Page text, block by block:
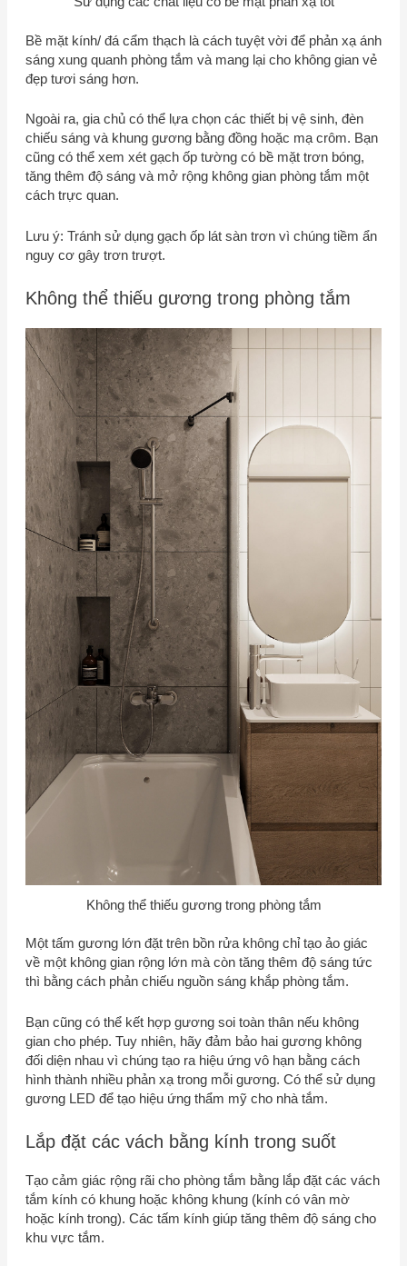
Bề mặt kính/ đá cẩm thạch là cách tuyệt vời để phản xạ ánh
sáng xung quanh phòng tắm và mang lại cho không gian vẻ
đẹp tươi sáng hơn.
Ngoài ra, gia chủ có thể lựa chọn các thiết bị vệ sinh, đèn
chiếu sáng và khung gương bằng đồng hoặc mạ crôm. Bạn
cũng có thể xem xét gạch ốp tường có bề mặt trơn bóng,
tăng thêm độ sáng và mở rộng không gian phòng tắm một
cách trực quan.
Lưu ý: Tránh sử dụng gạch ốp lát sàn trơn vì chúng tiềm ẩn
nguy cơ gây trơn trượt.
Không thể thiếu gương trong phòng tắm
Không thể thiếu gương trong phòng tắm
Một tấm gương lớn đặt trên bồn rửa không chỉ tạo ảo giác
về một không gian rộng lớn mà còn tăng thêm độ sáng tức
thì bằng cách phản chiếu nguồn sáng khắp phòng tắm.
Bạn cũng có thể kết hợp gương soi toàn thân nếu không
gian cho phép. Tuy nhiên, hãy đảm bảo hai gương không
đối diện nhau vì chúng tạo ra hiệu ứng vô hạn bằng cách
hình thành nhiều phản xạ trong mỗi gương. Có thể sử dụng
gương LED để tạo hiệu ứng thẩm mỹ cho nhà tắm.
Lắp đặt các vách bằng kính trong suốt
Tạo cảm giác rộng rãi cho phòng tắm bằng lắp đặt các vách
tắm kính có khung hoặc không khung (kính có vân mờ
hoặc kính trong). Các tấm kính giúp tăng thêm độ sáng cho
khu vực tắm.